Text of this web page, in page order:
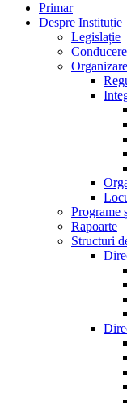
Primar
Despre Instituție
Legislație
Conducere
Organizare
Programe
Rapoarte
Structuri